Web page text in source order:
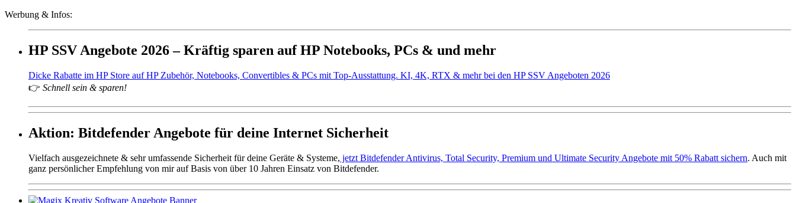
Werbung & Infos:
HP SSV Angebote 2026 – Kräftig sparen auf HP Notebooks, PCs & und mehr
Dicke Rabatte im HP Store auf HP Zubehör, Notebooks, Convertibles & PCs mit Top-Ausstattung. KI, 4K, RTX & mehr bei den HP SSV Angeboten 2026
👉 Schnell sein & sparen!
Aktion: Bitdefender Angebote für deine Internet Sicherheit
Vielfach ausgezeichnete & sehr umfassende Sicherheit für deine Geräte & Systeme, jetzt Bitdefender Antivirus, Total Security, Premium und Ultimate Security Angebote mit 50% Rabatt sichern. Auch mit
ganz persönlicher Empfehlung von mir auf Basis von über 10 Jahren Einsatz von Bitdefender.